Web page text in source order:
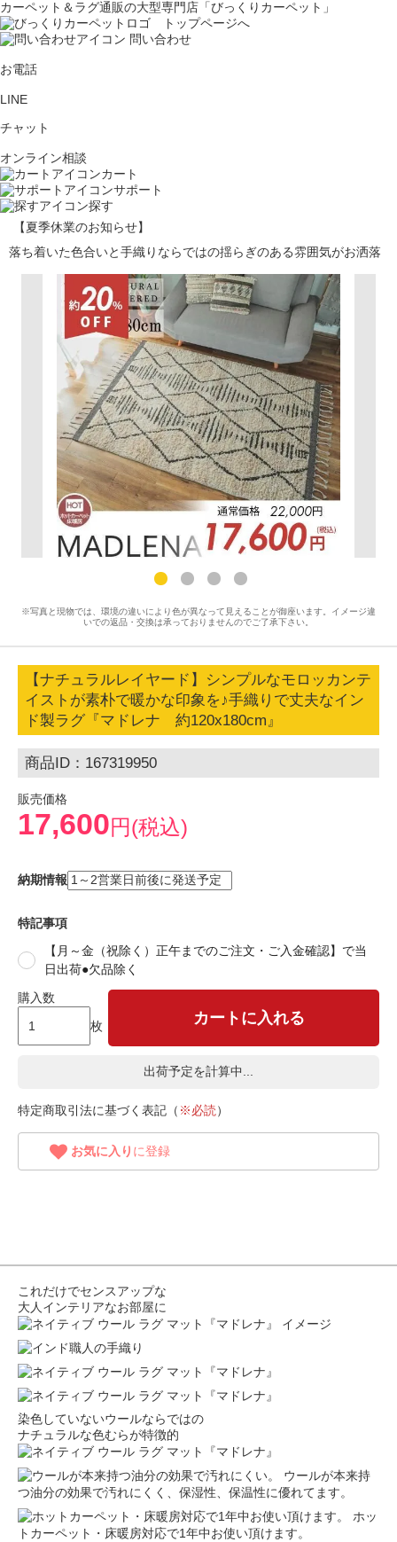
カーペット＆ラグ通販の大型専門店「びっくりカーペット」
問い合わせ
お電話
LINE
チャット
オンライン相談
カート
サポート
探す
【夏季休業のお知らせ】
落ち着いた色合いと手織りならではの揺らぎのある雰囲気がお洒落
※写真と現物では、環境の違いにより色が異なって見えることが御座います。イメージ違
いでの返品・交換は承っておりませんのでご了承下さい。
【ナチュラルレイヤード】シンプルなモロッカンテ
イストが素朴で暖かな印象を♪手織りで丈夫なイン
ド製ラグ『マドレナ 約120x180cm』
商品ID：167319950
販売価格
17,600円(税込)
納期情報
特記事項
【月～金（祝除く）正午までのご注文・ご入金確認】で当
日出荷●欠品除く
購入数
枚
カートに入れる
出荷予定を計算中...
特定商取引法に基づく表記（ ※必読）
お気に入り に登録
これだけでセンスアップな
大人インテリアなお部屋に
染色していないウールならではの
ナチュラルな色むらが特徴的
ウールが本来持
つ油分の効果で汚れにくく、保湿性、保温性に優れてます。
ホッ
トカーペット・床暖房対応で1年中お使い頂けます。